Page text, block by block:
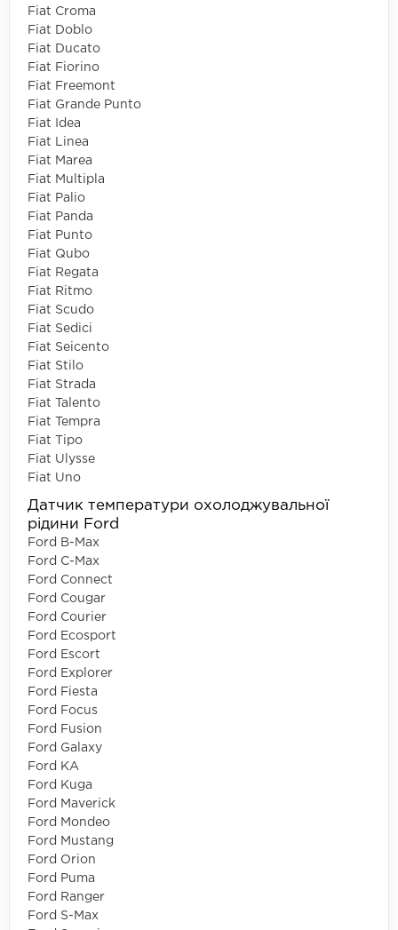
Fiat Croma
Fiat Doblo
Fiat Ducato
Fiat Fiorino
Fiat Freemont
Fiat Grande Punto
Fiat Idea
Fiat Linea
Fiat Marea
Fiat Multipla
Fiat Palio
Fiat Panda
Fiat Punto
Fiat Qubo
Fiat Regata
Fiat Ritmo
Fiat Scudo
Fiat Sedici
Fiat Seicento
Fiat Stilo
Fiat Strada
Fiat Talento
Fiat Tempra
Fiat Tipo
Fiat Ulysse
Fiat Uno
Датчик температури охолоджувальної
рідини Ford
Ford B-Max
Ford C-Max
Ford Connect
Ford Cougar
Ford Courier
Ford Ecosport
Ford Escort
Ford Explorer
Ford Fiesta
Ford Focus
Ford Fusion
Ford Galaxy
Ford KA
Ford Kuga
Ford Maverick
Ford Mondeo
Ford Mustang
Ford Orion
Ford Puma
Ford Ranger
Ford S-Max